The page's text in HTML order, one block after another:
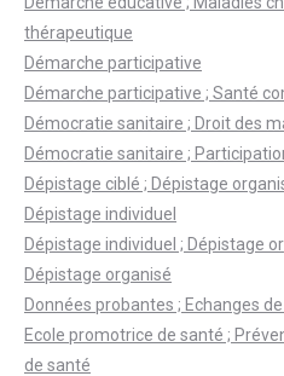
thérapeutique
Démarche participative
Démarche participative ; Santé
Démocratie sanitaire ; Droit des
Démocratie sanitaire ;
Dépistage ciblé ; Dépistage
Dépistage individuel
Dépistage individuel ; Dépistage
Dépistage organisé
Données probantes ; Echanges
Ecole promotrice de santé ;
de santé